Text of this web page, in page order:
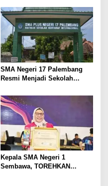
Masyarakat
SMA Negeri 17 Palembang
Resmi Menjadi Sekolah
Kepala SMA Negeri 1
Sembawa, TOREHKAN